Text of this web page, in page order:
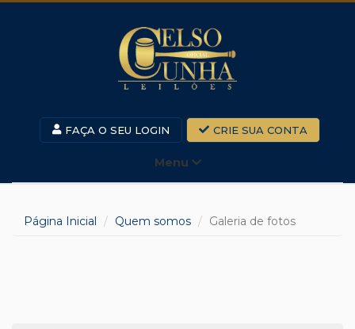
FAÇA O SEU LOGIN CRIE SUA CONTA
Menu
Página Inicial Quem somos Galeria de fotos